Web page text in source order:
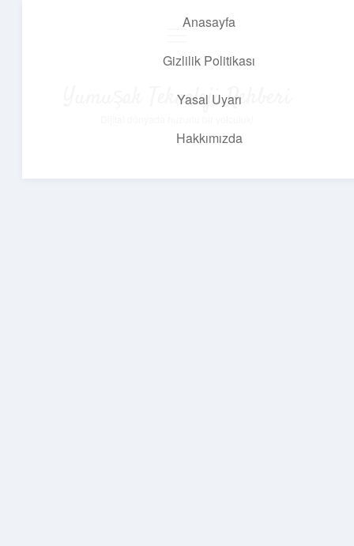
Anasayfa
Gizlilik Politikası
Yasal Uyarı
Hakkımızda
Yumuşak Teknoloji Rehberi